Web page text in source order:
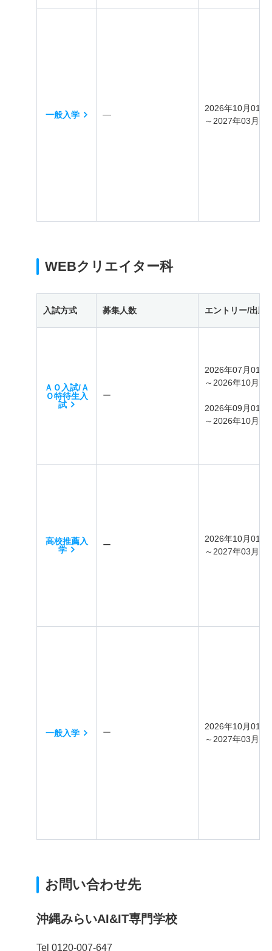
一般入学 ―
2026年10月01日
～2027年03月31
WEBクリエイター科
入試方式 募集人数 エントリー/出願
ＡＯ入試/Ａ
Ｏ特待生入
試
ー
2026年07月01日
～2026年10月25
2026年09月01日
～2026年10月31
高校推薦入
学
ー
2026年10月01日
～2027年03月31
一般入学 ー
2026年10月01日
～2027年03月31
お問い合わせ先
沖縄みらいAI&IT専門学校
Tel 0120-007-647